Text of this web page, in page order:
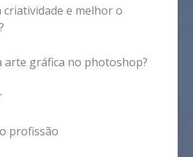
e melhor o
arte gráfica no photoshop?
profissão